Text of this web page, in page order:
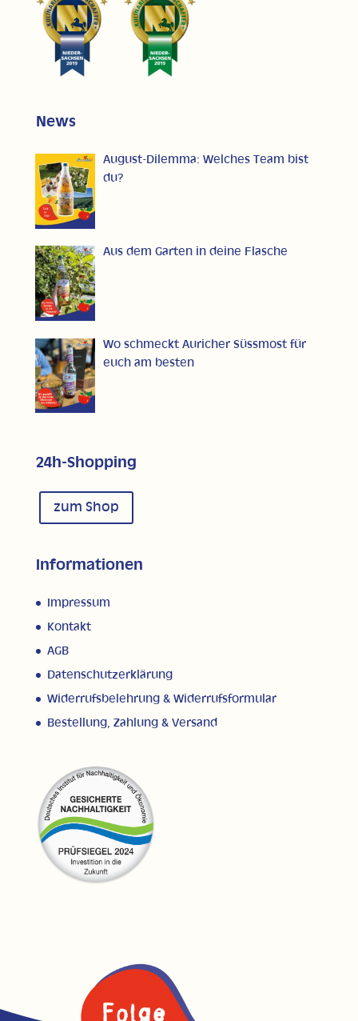
News
August-Dilemma: Welches Team bist
du?
Aus dem Garten in deine Flasche
Wo schmeckt Auricher Süssmost für
euch am besten
24h-Shopping
zum Shop
Informationen
Impressum
Kontakt
AGB
Datenschutzerklärung
Widerrufsbelehrung & Widerrufsformular
Bestellung, Zahlung & Versand